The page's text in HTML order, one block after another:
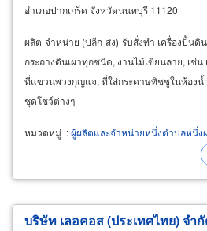
อำเภอปากเกร็ด จังหวัดนนทบุรี 11120
ผลิต-จำหน่าย (ปลีก-ส่ง)-รับสั่งทำ เครื่องปั้นดิ
กระถางดินเผาทุกชนิด, งานไม้เขียนลาย, เช่น
ที่แขวนพวงกุญแจ, ที่ใส่กระดาษทิชชูในห้องน้
ชุดโชว์ต่างๆ
หมวดหมู่ :ผู้ผลิตและจำหน่ายหนึ่งตำบลหนึ่
บริษัท เลอคอส (ประเทศไทย) จำ